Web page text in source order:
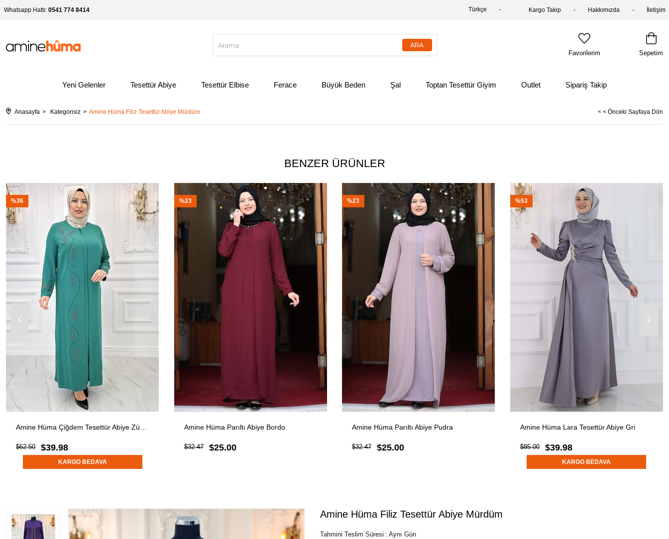
Whatsapp Hattı: 0541 774 8414 Kargo Takip Hakkımızda İletişim
Türkçe
Sepetim
Favorilerim
Yeni Gelenler Tesettür Abiye Tesettür Elbise Ferace Büyük Beden Şal Toptan Tesettür Giyim Outlet Sipariş Takip
Anasayfa Kategorisiz Amine Hüma Filiz Tesettür Abiye Mürdüm < < Önceki Sayfaya Dön
BENZER ÜRÜNLER
Amine Hüma Çiğdem Tesettür Abiye Zümrüt
$39.98
$62.50
KARGO BEDAVA
%36
Amine Hüma Parıltı Abiye Bordo
$25.00
$32.47
%23
Amine Hüma Parıltı Abiye Pudra
$25.00
$32.47
%23
Amine Hüma Lara Tesettür Abiye Gri
$39.98
$85.00
KARGO BEDAVA
%53
Amine Hüma Filiz Tesettür Abiye Mürdüm
Tahmini Teslim Süresi : Aynı Gün